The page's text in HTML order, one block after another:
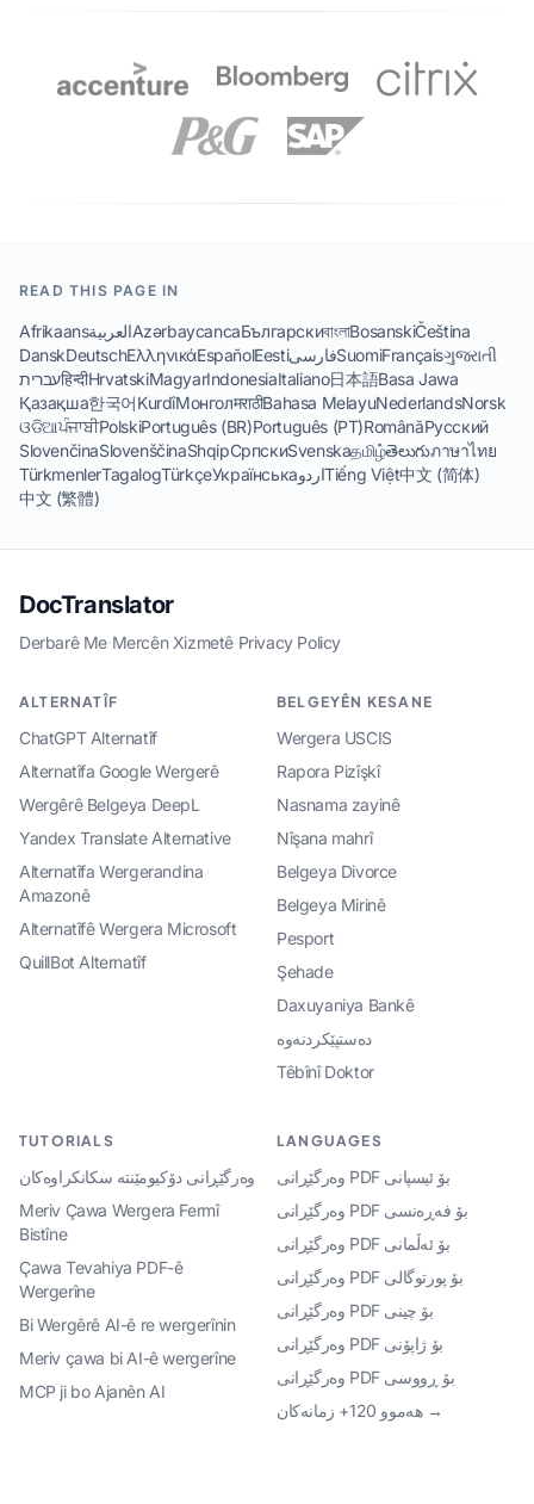
READ THIS PAGE IN
AfrikaansالعربيةAzərbaycancaБългарскиবাংলাBosanskiČeština
DanskDeutschΕλληνικάEspañolEestiفارسیSuomiFrançaisગુજરાતી
עבריתहिन्दीHrvatskiMagyarIndonesiaItaliano日本語Basa Jawa
Қазақша한국어KurdîМонголमराठीBahasa MelayuNederlandsNorsk
ଓଡିଆਪੰਜਾਬੀPolskiPortuguês (BR)Português (PT)RomânăРусский
SlovenčinaSlovenščinaShqipСрпскиSvenskaதமிழ்తెలుగుภาษาไทย
TürkmenlerTagalogTürkçeУкраїнськаاردوTiếng Việt中文 (简体)
中文 (繁體)
DocTranslator
Derbarê Me·Mercên Xizmetê·Privacy Policy
ALTERNATÎF
ChatGPT Alternatîf
Alternatîfa Google Wergerê
Wergêrê Belgeya DeepL
Yandex Translate Alternative
Alternatîfa Wergerandina
Amazonê
Alternatîfê Wergera Microsoft
QuillBot Alternatîf
BELGEYÊN KESANE
Wergera USCIS
Rapora Pizîşkî
Nasnama zayinê
Nîşana mahrî
Belgeya Divorce
Belgeya Mirinê
Pesport
Şehade
Daxuyaniya Bankê
دەستپێکردنەوە
Têbînî Doktor
TUTORIALS
وەرگێڕانی دۆکیومێنتە سکانکراوەکان
Meriv Çawa Wergera Fermî
Bistîne
Çawa Tevahiya PDF-ê
Wergerîne
Bi Wergêrê AI-ê re wergerînin
Meriv çawa bi AI-ê wergerîne
MCP ji bo Ajanên AI
LANGUAGES
وەرگێڕانی PDF بۆ ئیسپانی
وەرگێڕانی PDF بۆ فەڕەنسی
وەرگێڕانی PDF بۆ ئەڵمانی
وەرگێڕانی PDF بۆ پورتوگالی
وەرگێڕانی PDF بۆ چینی
وەرگێڕانی PDF بۆ ژاپۆنی
وەرگێڕانی PDF بۆ ڕووسی
هەموو 120+ زمانەکان →